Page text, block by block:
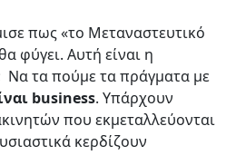
πως «το Μεταναστευτικό
φύγει. Αυτή είναι η
Να τα πούμε τα πράγματα με
business. Υπάρχουν
που εκμεταλλεύονται
κερδίζουν